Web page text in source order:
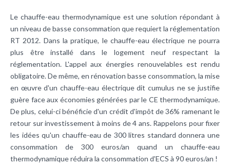
Le chauffe-eau thermodynamique est une solution répondant à
un niveau debasse consommation que requiert la réglementation
RT 2012. Dans la pratique, lechauffe-eau électrique ne pourra
plus être installé dans le logement neuf respectant la
réglementation. L'appel aux énergies renouvelables est rendu
obligatoire. De même, en rénovation basse consommation, la mise
en œuvre d'un chauffe-eau électrique dit cumulus ne se justifie
guère face aux économies générées par le CE thermodynamique.
De plus, celui-ci bénéficie d'un crédit d'impôt de 36% ramenant le
retour sur investissement à moins de 4 ans. Rappelons pour fixer
les idées qu'un chauffe-eau de 300 litres standard donnera une
consommation de 300 euros/an quand un chauffe-eau
thermodynamique réduira la consommation d'ECS à 90 euros/an !